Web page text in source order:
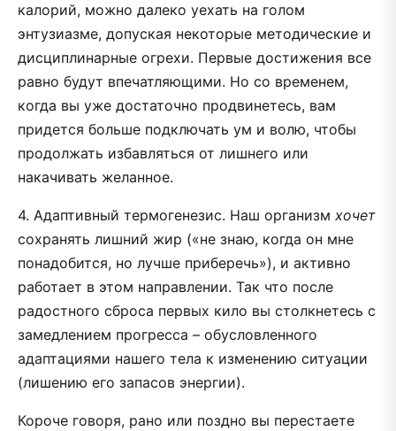
калорий, можно далеко уехать на голом
энтузиазме, допуская некоторые методические и
дисциплинарные огрехи. Первые достижения все
равно будут впечатляющими. Но со временем,
когда вы уже достаточно продвинетесь, вам
придется больше подключать ум и волю, чтобы
продолжать избавляться от лишнего или
накачивать желанное.
4. Адаптивный термогенезис. Наш организм хочет
сохранять лишний жир («не знаю, когда он мне
понадобится, но лучше приберечь»), и активно
работает в этом направлении. Так что после
радостного сброса первых кило вы столкнетесь с
замедлением прогресса – обусловленного
адаптациями нашего тела к изменению ситуации
(лишению его запасов энергии).
Короче говоря, рано или поздно вы перестаете